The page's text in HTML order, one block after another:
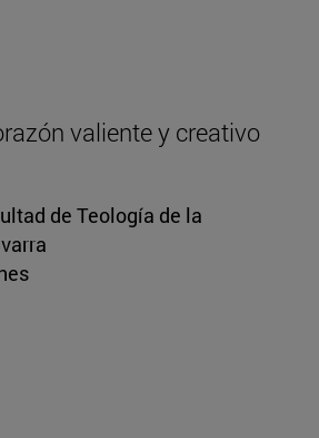
valiente y creativo
de Teología de la